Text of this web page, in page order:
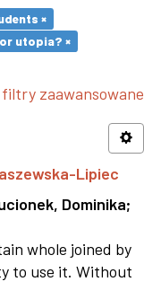
×
utopia? ×
filtry zaawansowane
Lipiec
Dominika;
whole joined by
to use it. Without